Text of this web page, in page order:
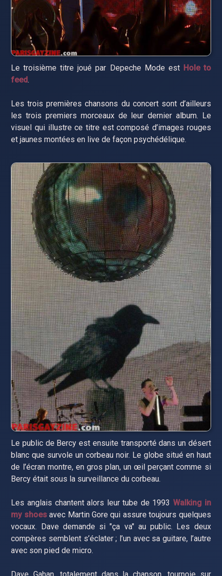
Le troisième titre joué par Depeche Mode est Hole to
feed.
Les trois premières chansons du concert sont d’ailleurs
les trois premiers morceaux de leur dernier album. Le
visuel qui illustre ce titre est composé d’images rouges
et jaunes montées en live de façon psychédélique.
Le public de Bercy est ensuite transporté dans un désert
blanc que survole un corbeau noir. Le globe situé en haut
de l’écran montre, en gros plan, un œil perçant comme si
Bercy était sous la surveillance du corbeau.
Les anglais chantent alors leur tube de 1993Walking in
my shoesavec Martin Gore qui assure toujours quelques
vocaux. Dave demande si "ça va" au public. Les deux
compères semblent s’éclater ; l’un avec sa guitare, l’autre
avec son pied de micro.